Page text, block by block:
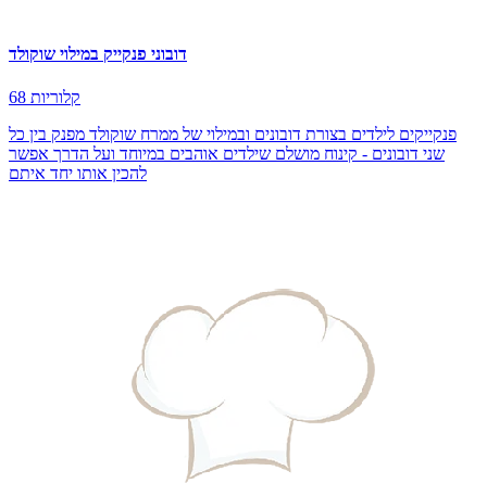
דובוני פנקייק במילוי שוקולד
68 קלוריות
פנקייקים לילדים בצורת דובונים ובמילוי של ממרח שוקולד מפנק בין כל
שני דובונים - קינוח מושלם שילדים אוהבים במיוחד ועל הדרך אפשר
להכין אותו יחד איתם